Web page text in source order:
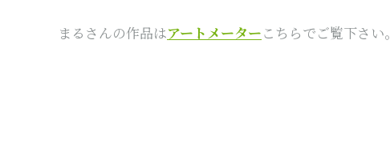
まるさんの作品はアートメーターこちらでご覧下さい。